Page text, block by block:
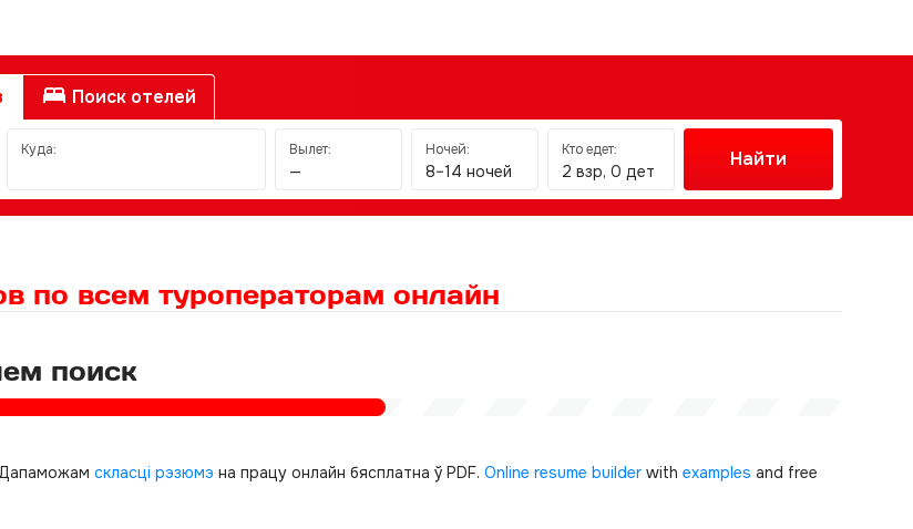
Поиск отелей
Куда: Вылет:
—
Ночей:
8–14 ночей
Кто едет:
2 взр, 0 дет
Найти
по всем туроператорам онлайн
поиск
скласці рэзюмэ на працу онлайн бясплатна ў PDF. Online resume builder with examples and free